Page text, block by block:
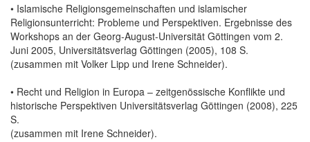
• Islamische Religionsgemeinschaften und islamischer
Religionsunterricht: Probleme und Perspektiven. Ergebnisse des
Workshops an der Georg-August-Universität Göttingen vom 2.
Juni 2005, Universitätsverlag Göttingen (2005), 108 S.
(zusammen mit Volker Lipp und Irene Schneider).
• Recht und Religion in Europa – zeitgenössische Konflikte und
historische Perspektiven Universitätsverlag Göttingen (2008), 225
S.
(zusammen mit Irene Schneider).